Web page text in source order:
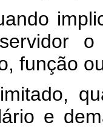
função
e